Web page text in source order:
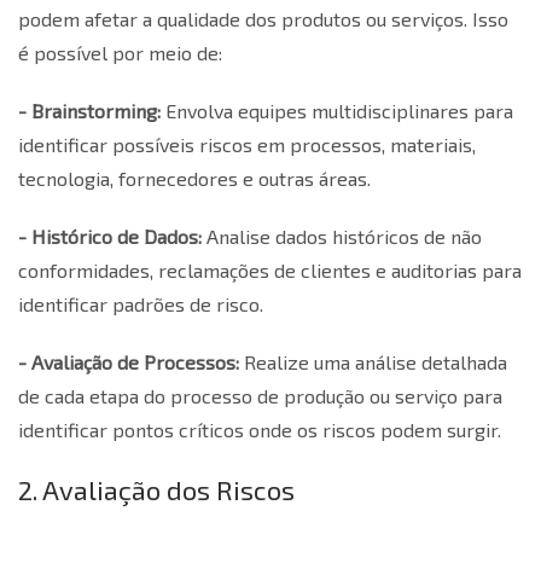
podem afetar a qualidade dos produtos ou serviços. Isso
é possível por meio de:
- Brainstorming: Envolva equipes multidisciplinares para
identificar possíveis riscos em processos, materiais,
tecnologia, fornecedores e outras áreas.
- Histórico de Dados: Analise dados históricos de não
conformidades, reclamações de clientes e auditorias para
identificar padrões de risco.
- Avaliação de Processos: Realize uma análise detalhada
de cada etapa do processo de produção ou serviço para
identificar pontos críticos onde os riscos podem surgir.
2. Avaliação dos Riscos